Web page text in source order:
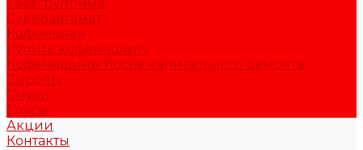
Суперавтомат
Кофемолки
Купить кофемашину
Кофемашины после капитального ремонта
Сиропы
Смузи
Соусы
Акции
Контакты